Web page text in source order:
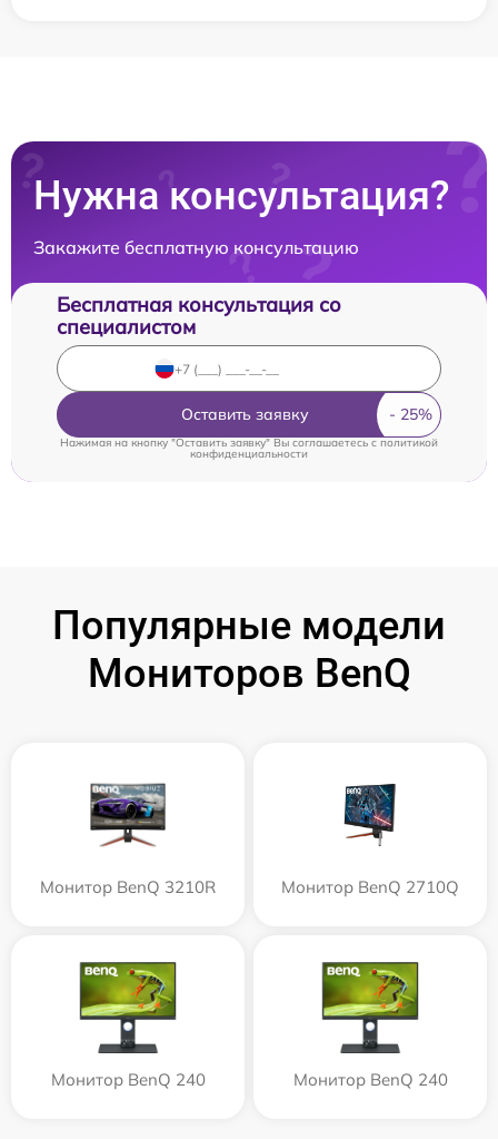
Нужна консультация?
Закажите бесплатную консультацию
Бесплатная консультация со
специалистом
Оставить заявку
Нажимая на кнопку "Оставить заявку" Вы соглашаетесь c политикой
конфиденциальности
Популярные модели
Мониторов BenQ
Монитор BenQ 3210R Монитор BenQ 2710Q
Монитор BenQ 240 Монитор BenQ 240